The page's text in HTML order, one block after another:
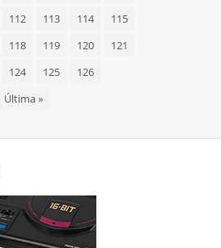
112 113 114
115
118 119 120
121
124 125
126
Última»